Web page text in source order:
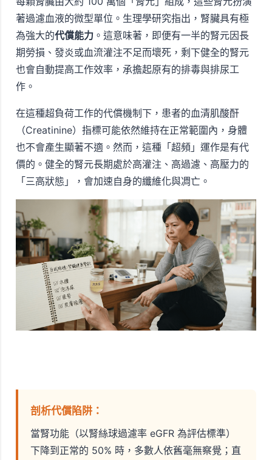
著過濾血液的微型單位。生理學研究指出，腎臟具有極
為強大的代償能力 。這意味著，即便有一半的腎元因長
期勞損、發炎或血流灌注不足而壞死，剩下健全的腎元
也會自動提高工作效率，承擔起原有的排毒與排尿工
作。
在這種超負荷工作的代償機制下，患者的血清肌酸酐
（Creatinine）指標可能依然維持在正常範圍內，身體
也不會產生顯著不適。然而，這種「超頻」運作是有代
價的。健全的腎元長期處於高灌注、高過濾、高壓力的
「三高狀態」，會加速自身的纖維化與凋亡。
剖析代償陷阱：
當腎功能（以腎絲球過濾率 eGFR 為評估標準）
下降到正常的 50% 時，多數人依舊毫無察覺；直